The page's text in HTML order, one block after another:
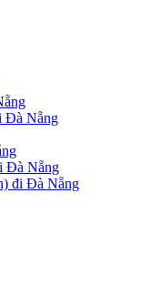
Đà Nẵng
Đà Nẵng
đi Đà Nẵng